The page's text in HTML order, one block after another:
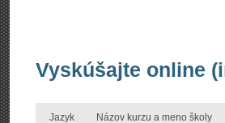
Vyskúšajte online
Jazyk Názov kurzu a meno školy